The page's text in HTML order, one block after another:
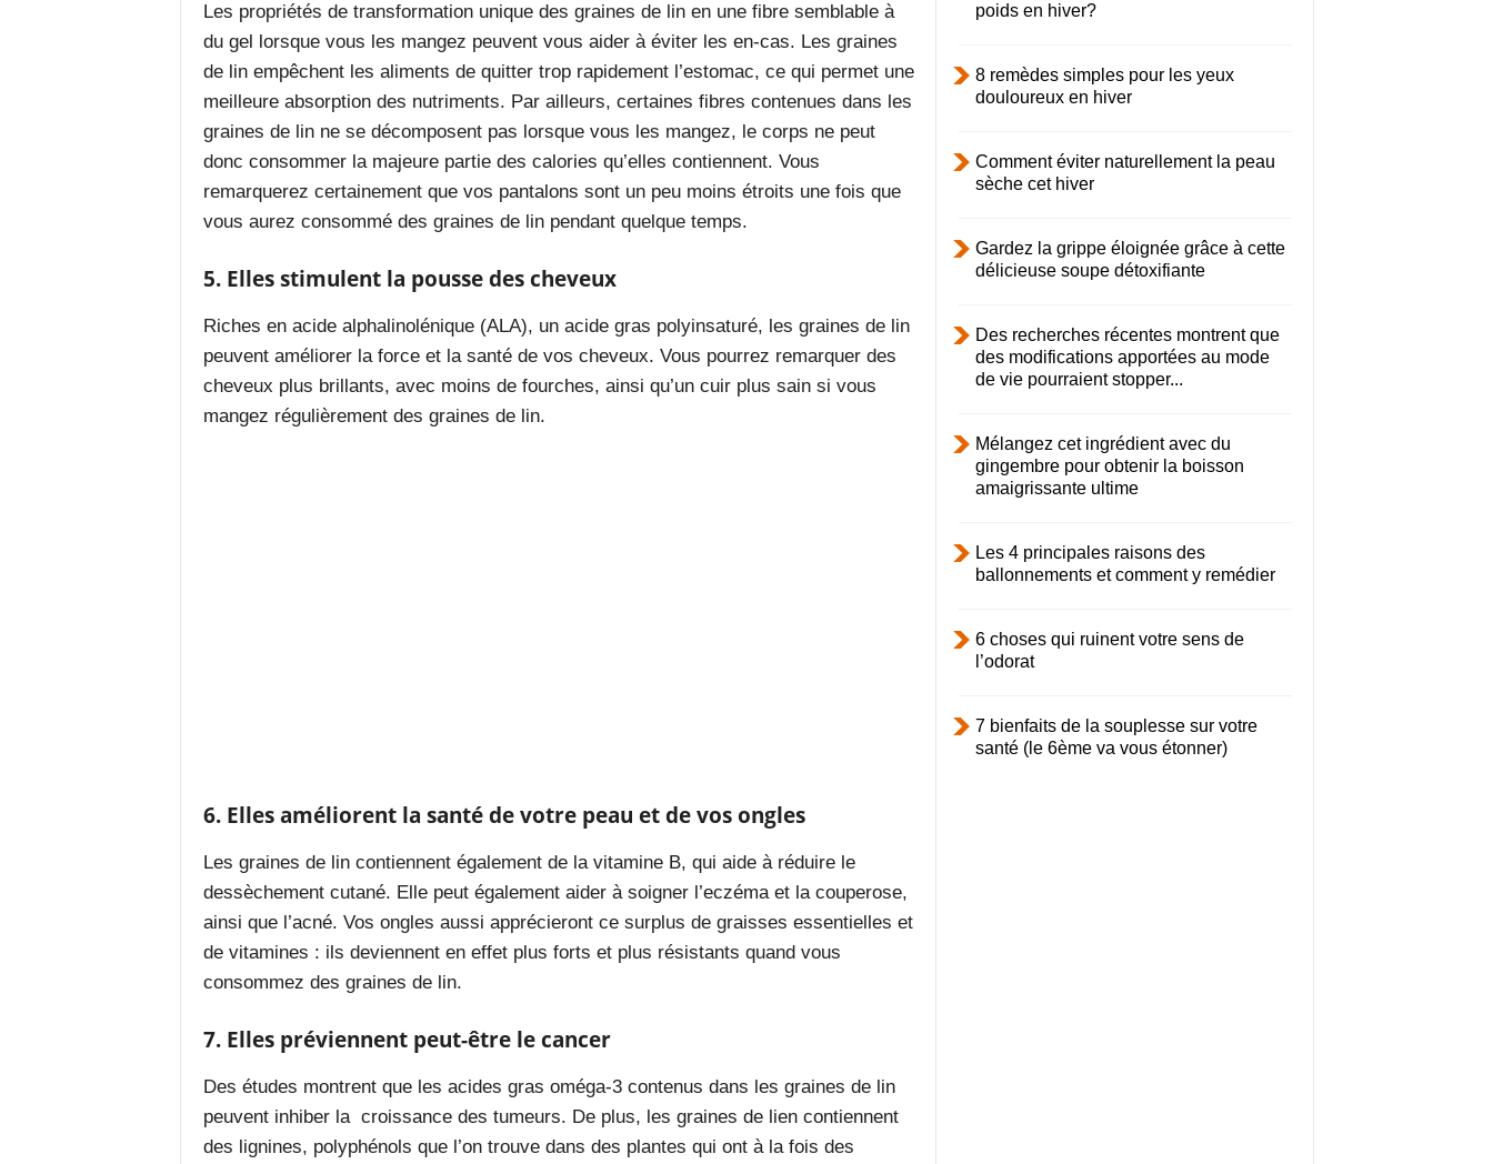
Les propriétés de transformation unique des graines de lin en une fibre semblable à
du gel lorsque vous les mangez peuvent vous aider à éviter les en-cas. Les graines
de lin empêchent les aliments de quitter trop rapidement l’estomac, ce qui permet une
meilleure absorption des nutriments. Par ailleurs, certaines fibres contenues dans les
graines de lin ne se décomposent pas lorsque vous les mangez, le corps ne peut
donc consommer la majeure partie des calories qu’elles contiennent. Vous
remarquerez certainement que vos pantalons sont un peu moins étroits une fois que
vous aurez consommé des graines de lin pendant quelque temps.
5. Elles stimulent la pousse des cheveux
Riches en acide alphalinolénique (ALA), un acide gras polyinsaturé, les graines de lin
peuvent améliorer la force et la santéde vos cheveux. Vous pourrez remarquer des
cheveux plus brillants, avec moins de fourches, ainsi qu’un cuir plus sain si vous
mangez régulièrement des graines de lin.
6. Elles améliorent la santé de votre peau et de vos ongles
Les graines de lin contiennent également de la vitamine B, qui aide à réduirele
dessèchement cutané. Elle peut également aider à soigner l’eczéma et la couperose,
ainsi que l’acné. Vos ongles aussi apprécieront ce surplus de graisses essentielles et
de vitamines : ils deviennent en effet plus forts et plus résistants quand vous
consommez des graines de lin.
7. Elles préviennent peut-être le cancer
Des études montrent que les acides gras oméga-3 contenus dans les graines de lin
peuvent inhiber la croissance des tumeurs. De plus, les graines de lien contiennent
des lignines, polyphénols que l’on trouve dans des plantes qui ont à la fois des
poids en hiver?
8 remèdes simples pour les yeux
douloureux en hiver
Comment éviter naturellement la peau
sèche cet hiver
Gardez la grippe éloignée grâce à cette
délicieuse soupe détoxifiante
Des recherches récentes montrent que
des modifications apportées au mode
de vie pourraient stopper...
Mélangez cet ingrédient avec du
gingembre pour obtenir la boisson
amaigrissante ultime
Les 4 principales raisons des
ballonnements et comment y remédier
6 choses qui ruinent votre sens de
l’odorat
7 bienfaits de la souplesse sur votre
santé (le 6ème va vous étonner)